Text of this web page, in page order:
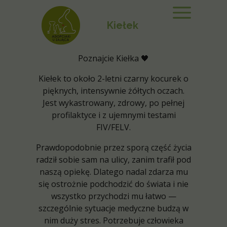
Kiełek
Poznajcie Kiełka 🖤
Kiełek to około 2-letni czarny kocurek o
pięknych, intensywnie żółtych oczach.
Jest wykastrowany, zdrowy, po pełnej
profilaktyce i z ujemnymi testami
FIV/FELV.
Prawdopodobnie przez sporą część życia
radził sobie sam na ulicy, zanim trafił pod
naszą opiekę. Dlatego nadal zdarza mu
się ostrożnie podchodzić do świata i nie
wszystko przychodzi mu łatwo —
szczególnie sytuacje medyczne budzą w
nim duży stres. Potrzebuje człowieka